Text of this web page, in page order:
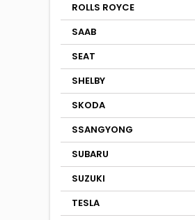
ROLLS ROYCE
SAAB
SEAT
SHELBY
SKODA
SSANGYONG
SUBARU
SUZUKI
TESLA